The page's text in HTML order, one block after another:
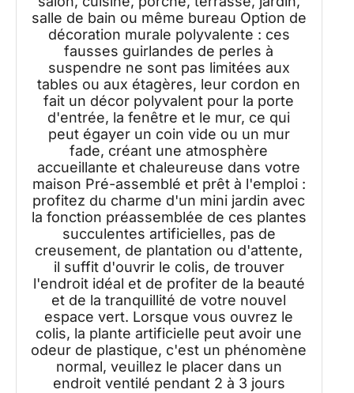
salle de bain ou même bureau Option de
décoration murale polyvalente : ces
fausses guirlandes de perles à
suspendre ne sont pas limitées aux
tables ou aux étagères, leur cordon en
fait un décor polyvalent pour la porte
d'entrée, la fenêtre et le mur, ce qui
peut égayer un coin vide ou un mur
fade, créant une atmosphère
accueillante et chaleureuse dans votre
maison Pré-assemblé et prêt à l'emploi :
profitez du charme d'un mini jardin avec
la fonction préassemblée de ces plantes
succulentes artificielles, pas de
creusement, de plantation ou d'attente,
il suffit d'ouvrir le colis, de trouver
l'endroit idéal et de profiter de la beauté
et de la tranquillité de votre nouvel
espace vert. Lorsque vous ouvrez le
colis, la plante artificielle peut avoir une
odeur de plastique, c'est un phénomène
normal, veuillez le placer dans un
endroit ventilé pendant 2 à 3 jours